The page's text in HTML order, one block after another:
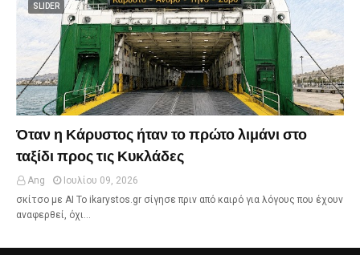
SLIDER
Όταν η Κάρυστος ήταν το πρώτο λιμάνι στο
ταξίδι προς τις Κυκλάδες
Ang
Ιουλίου 09, 2026
σκίτσο με ΑΙ Το ikarystos.gr σίγησε πριν από καιρό για λόγους που έχουν
αναφερθεί, όχι…